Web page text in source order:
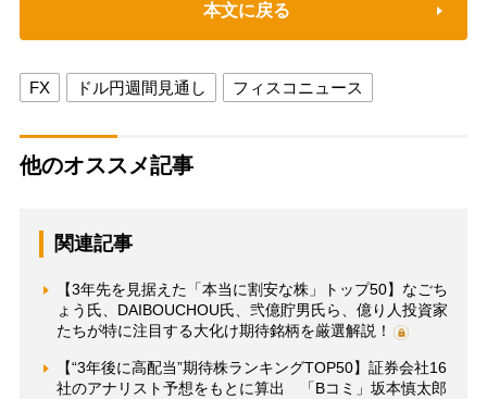
本文に戻る
FX ドル円週間見通し フィスコニュース
他のオススメ記事
関連記事
【3年先を見据えた「本当に割安な株」トップ50】なごち
ょう氏、DAIBOUCHOU氏、弐億貯男氏ら、億り人投資家
たちが特に注目する大化け期待銘柄を厳選解説！
【“3年後に高配当”期待株ランキングTOP50】証券会社16
社のアナリスト予想をもとに算出 「Bコミ」坂本慎太郎